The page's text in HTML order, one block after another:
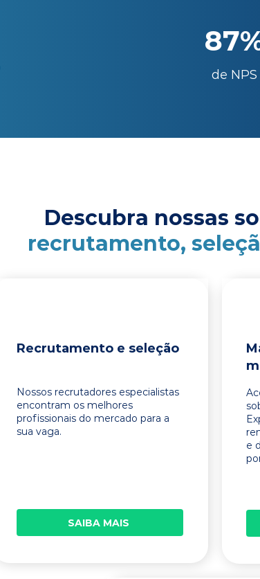
de NPS
Descubra nossas
recrutamento,
Recrutamento e seleção
Nossos recrutadores especialistas
encontram os melhores
profissionais do mercado para a
sua vaga.
SAIBA MAIS
e